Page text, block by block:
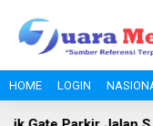
HOME LOGIN